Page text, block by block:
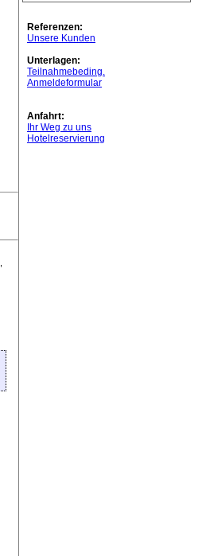
Referenzen:
Unsere Kunden
Unterlagen:
Teilnahmebeding.
Anmeldeformular
Anfahrt:
Ihr Weg zu uns
Hotelreservierung